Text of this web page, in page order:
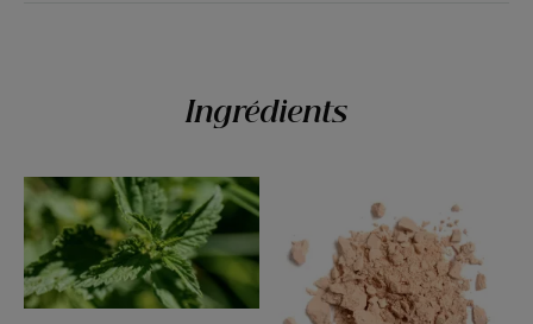
Emballage comportant au moins 13% de matières
recyclées
Emballage majoritairement recyclable
* Etude de Tolérance/Efficacité, effet perçu, 44 sujets, 3 applications
Ingrédients